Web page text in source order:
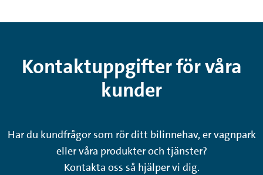
Kontaktuppgifter för våra
kunder
Har du kundfrågor som rör ditt bilinnehav, er vagnpark
eller våra produkter och tjänster?
Kontakta oss så hjälper vi dig.